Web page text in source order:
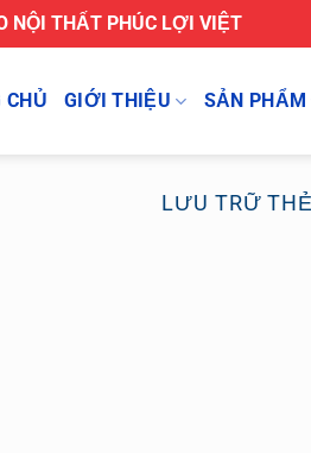
NỘI THẤT PHÚC LỢI VIỆT
CHỦ GIỚI THIỆU SẢN PHẨM
LƯU TRỮ